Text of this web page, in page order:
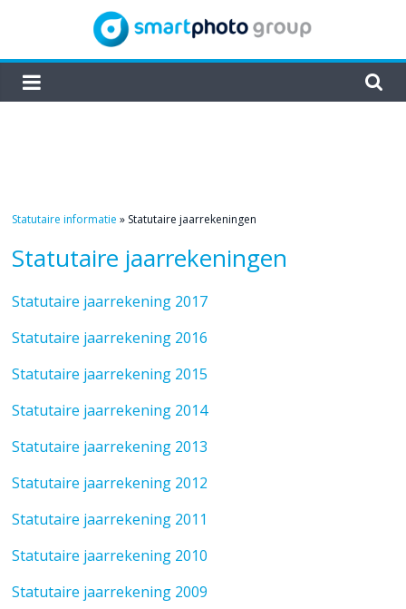
content
smartphoto
Statutaire informatie » Statutaire jaarrekeningen
Statutaire jaarrekeningen
Statutaire jaarrekening 2017
Statutaire jaarrekening 2016
Statutaire jaarrekening 2015
Statutaire jaarrekening 2014
Statutaire jaarrekening 2013
Statutaire jaarrekening 2012
Statutaire jaarrekening 2011
Statutaire jaarrekening 2010
Statutaire jaarrekening 2009